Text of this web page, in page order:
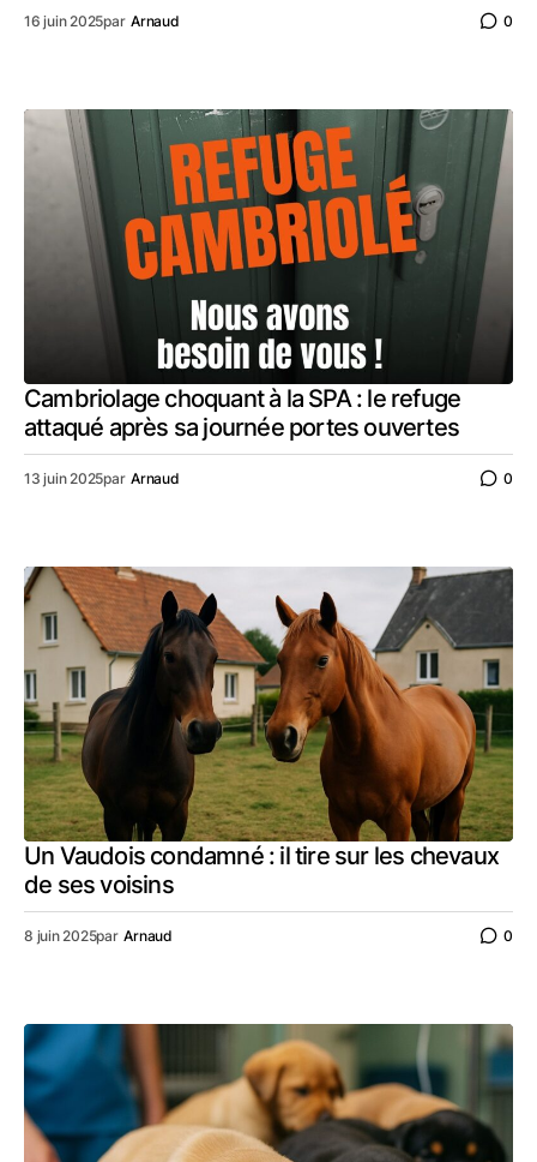
16 juin 2025par Arnaud 0
Cambriolage choquant à la SPA : le refuge
attaqué après sa journée portes ouvertes
13 juin 2025par Arnaud 0
Un Vaudois condamné : il tire sur les chevaux
de ses voisins
8 juin 2025par Arnaud 0